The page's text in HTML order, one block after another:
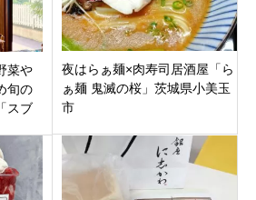
菜や
旬の
スブ
夜はらぁ麺×肉寿司居酒屋「ら
ぁ麺 鬼滅の桜」茨城県小美玉
市